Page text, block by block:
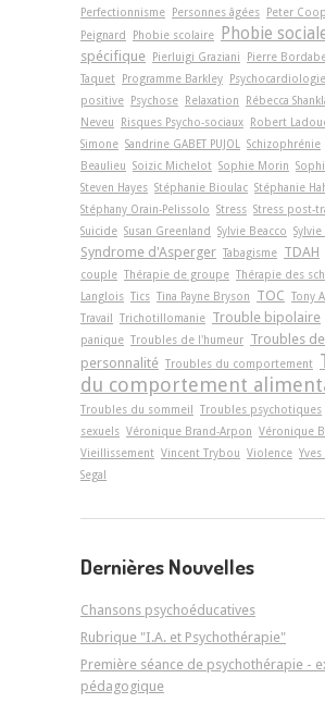
Perfectionnisme
Personnes âgées Peter
Peignard
Phobie scolaire Phobie
spécifique
Pierluigi Graziani Pierre
Taquet
Programme Barkley Psychocardiologie
positive
Psychose Relaxation Rébecca
Neveu
Risques Psycho-sociaux Robert
Simone Sandrine GABET PUJOL Schizophrénie
Beaulieu Soizic Michelot Sophie Morin
Steven Hayes Stéphanie Bioulac Stéphanie
Stéphany Orain-Pelissolo Stress Stress post-
Suicide Susan Greenland Sylvie Beacco Sylvie
Syndrome d'Asperger Tabagisme TDAH
couple Thérapie de groupe Thérapie des
Langlois Tics Tina Payne Bryson TOC Tony
Travail
Trichotillomanie Trouble bipolaire
panique Troubles de l'humeur Troubles
personnalité Troubles du comportement
du comportement
Troubles du sommeil Troubles psychotiques
sexuels Véronique Brand-Arpon Véronique
Vieillissement Vincent Trybou Violence Yves
Segal
Dernières Nouvelles
Chansons psychoéducatives
Rubrique "I.A. et Psychothérapie"
Première séance de psychothérapie -
pédagogique